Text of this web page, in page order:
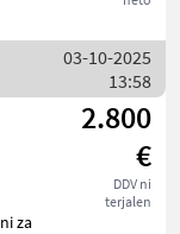
03-10-2025
13:58
2.800
€
DDV ni
terjalen